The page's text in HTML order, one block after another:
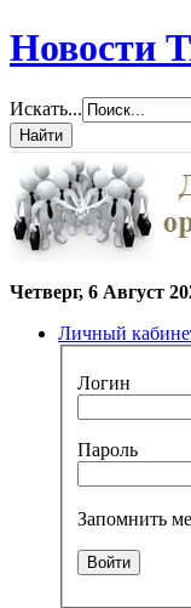
Новости
Искать...
Четверг, 6 Август
Личный
Логин
Пароль
Запомнить